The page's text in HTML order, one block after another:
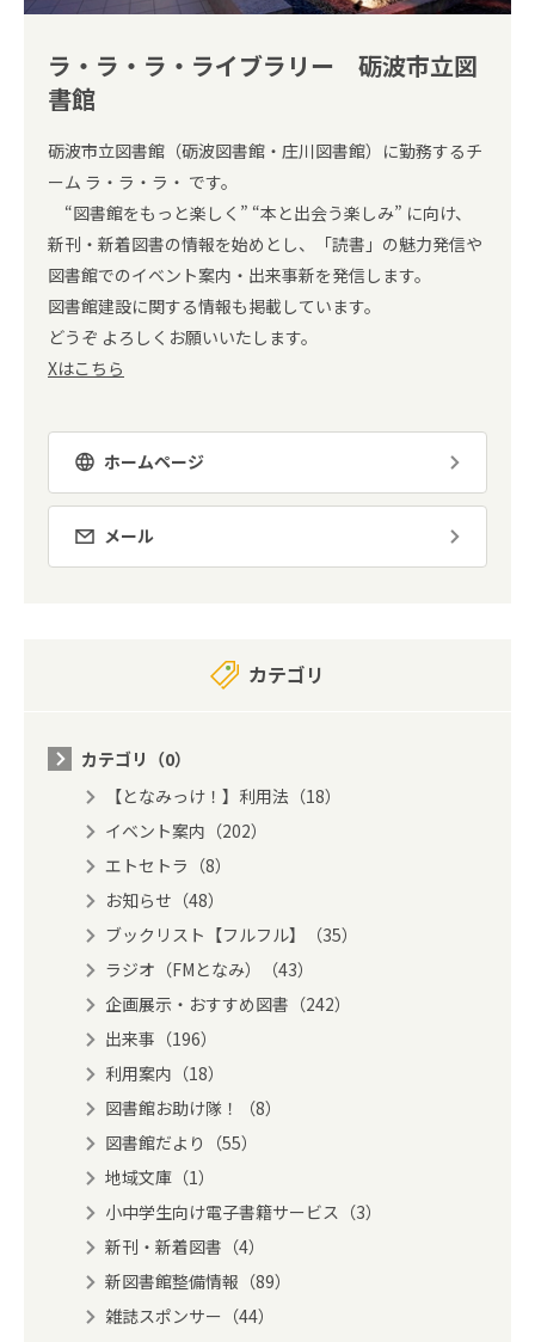
ラ・ラ・ラ・ライブラリー 砺波市立図
書館
砺波市立図書館（砺波図書館・庄川図書館）に勤務するチ
ーム ラ・ラ・ラ・ です。
“図書館をもっと楽しく” “本と出会う楽しみ” に向け、
新刊・新着図書の情報を始めとし、「読書」の魅力発信や
図書館でのイベント案内・出来事新を発信します。
図書館建設に関する情報も掲載しています。
どうぞ よろしくお願いいたします。
Xはこちら
ホームページ
メール
カテゴリ
カテゴリ（0）
【となみっけ！】利用法（18）
イベント案内（202）
エトセトラ（8）
お知らせ（48）
ブックリスト【フルフル】（35）
ラジオ（FMとなみ）（43）
企画展示・おすすめ図書（242）
出来事（196）
利用案内（18）
図書館お助け隊！（8）
図書館だより（55）
地域文庫（1）
小中学生向け電子書籍サービス（3）
新刊・新着図書（4）
新図書館整備情報（89）
雑誌スポンサー（44）